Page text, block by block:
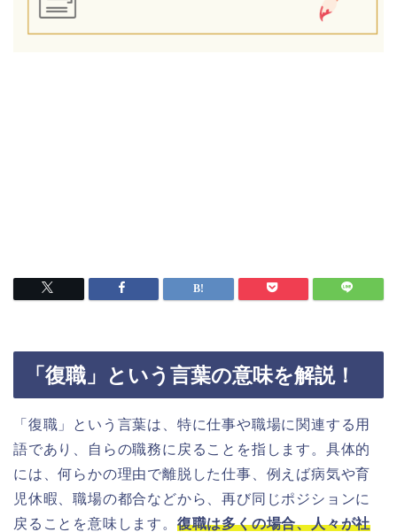
「復職」という言葉の意味を解説！
「復職」という言葉は、特に仕事や職場に関連する用
語であり、自らの職務に戻ることを指します。具体的
には、何らかの理由で離脱した仕事、例えば病気や育
児休暇、職場の都合などから、再び同じポジションに
戻ることを意味します。 復職は多くの場合、人々が社